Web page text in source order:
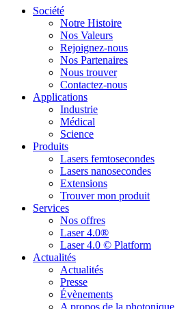
Société
Notre Histoire
Nos Valeurs
Rejoignez-nous
Nos Partenaires
Nous trouver
Contactez-nous
Applications
Industrie
Médical
Science
Produits
Lasers femtosecondes
Lasers nanosecondes
Extensions
Trouver mon produit
Services
Nos offres
Laser 4.0®
Laser 4.0 © Platform
Actualités
Actualités
Presse
Évènements
A propos de la photonique